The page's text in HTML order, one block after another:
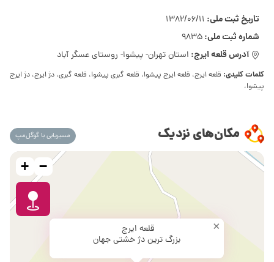
تاریخ ثبت ملی: 1382/06/11
شماره ثبت ملی:9835
آدرس قلعه ایرج: استان تهران- پیشوا- روستای عسگر آباد
کلمات کلیدی: قلعه ایرج، قلعه ایرج پیشوا، قلعه گبری پیشوا، قلعه گبری، دژ ایرج، دژ ایرج
پیشوا،
مکان‌های نزدیک مسیریابی با گوگل‌مپ
قلعه ایرج
بزرگ ترین دژ خشتی جهان
×
+ −